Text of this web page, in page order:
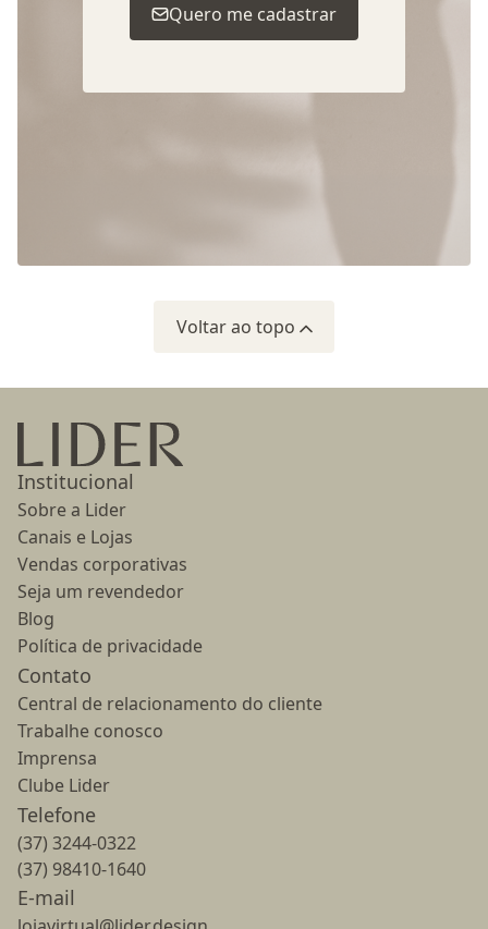
Quero me cadastrar
Voltar ao topo
Ir para a página inicial
Institucional
Sobre a Lider
Canais e Lojas
Vendas corporativas
Seja um revendedor
Blog
Política de privacidade
Contato
Central de relacionamento do cliente
Trabalhe conosco
Imprensa
Clube Lider
Telefone
(37) 3244-0322
(37) 98410-1640
E-mail